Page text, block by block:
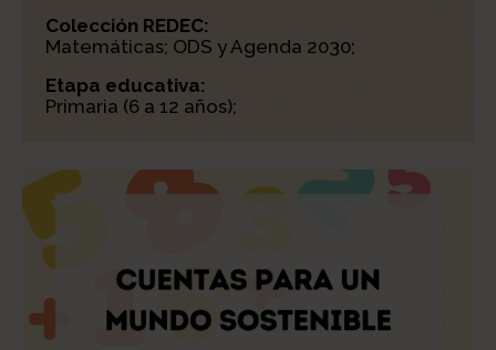
Colección REDEC:
Matemáticas; ODS y Agenda 2030;
Etapa educativa:
Primaria (6 a 12 años);